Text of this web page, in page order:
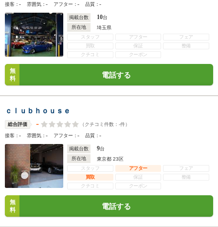
接客：- 雰囲気：- アフター：- 品質：-
掲載台数 10台
所在地
埼玉県
スタッフ
アフター
フェア
買取
保証
整備
クチコミ
クーポン
無
料
電話する
ｃｌｕｂｈｏｕｓｅ
総合評価 - （クチコミ件数： -件）
接客：- 雰囲気：- アフター：- 品質：-
掲載台数 9台
所在地
東京都 23区
スタッフ
アフター
フェア
買取
保証
整備
クチコミ
クーポン
無
料
電話する